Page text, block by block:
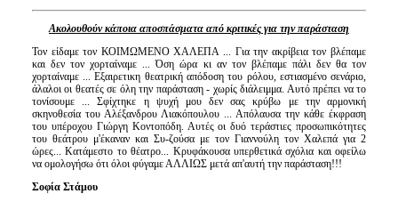
Ακολουθούν κάποια αποσπάσματα από κριτικές για την παράσταση
Τον είδαμε τον ΚΟΙΜΩΜΕΝΟ ΧΑΛΕΠΑ ... Για την ακρίβεια τον βλέπαμε
και δεν τον χορταίναμε ... Όση ώρα κι αν τον βλέπαμε πάλι δεν θα τον
χορταίναμε ... Εξαιρετικη θεατρική απόδοση του ρόλου, εστιασμένο σενάριο,
άλαλοι οι θεατές σε όλη την παράσταση - χωρίς διάλειμμα. Αυτό πρέπει να το
τονίσουμε ... Σφίχτηκε η ψυχή μου δεν σας κρύβω με την αρμονική
σκηνοθεσία του Αλέξανδρου Λιακόπουλου ... Απόλαυσα την κάθε έκφραση
του υπέροχου Γιώργη Κοντοπόδη. Αυτές οι δυό τεράστιες προσωπικότητες
του θεάτρου μ'έκαναν και Συ-ζούσα με τον Γιαννούλη τον Χαλεπά για 2
ώρες... Κατάμεστο το θέατρο... Κρυφάκουσα υπερθετικά σχόλια και οφείλω
να ομολογήσω ότι όλοι φύγαμε ΑΛΛΙΩΣ μετά απ'αυτή την παράσταση!!!
Σοφία Στάμου